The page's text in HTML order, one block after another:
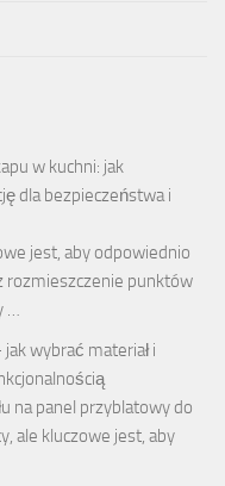
w kuchni: jak
dla bezpieczeństwa i
jest, aby odpowiednio
rozmieszczenie punktów
…
wybrać materiał i
na panel przyblatowy do
ale kluczowe jest, aby